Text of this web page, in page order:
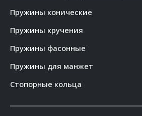
Пружины конические
Пружины кручения
Пружины фасонные
Пружины для манжет
Стопорные кольца